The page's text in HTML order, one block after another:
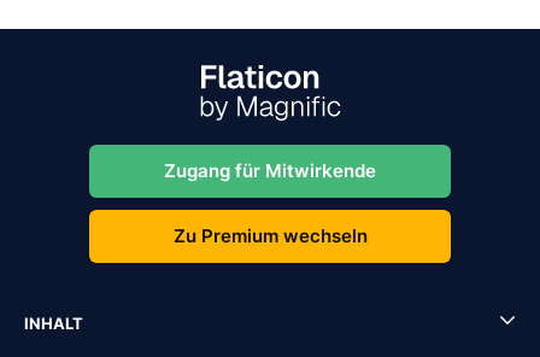
Zugang für Mitwirkende
Zu Premium wechseln
INHALT